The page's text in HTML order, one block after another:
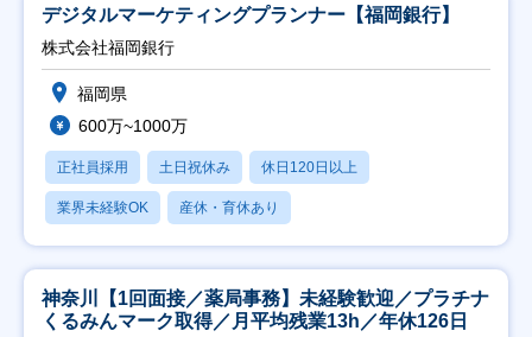
デジタルマーケティングプランナー【福岡銀行】
株式会社福岡銀行
福岡県
600万~1000万
正社員採用 土日祝休み 休日120日以上
業界未経験OK 産休・育休あり
神奈川【1回面接／薬局事務】未経験歓迎／プラチナ
くるみんマーク取得／月平均残業13h／年休126日